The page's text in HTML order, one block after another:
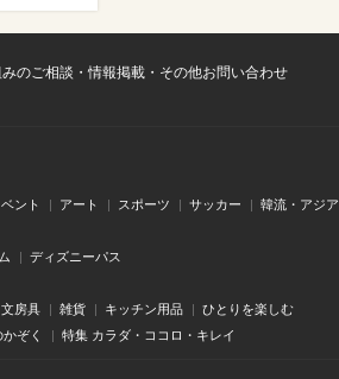
のご相談・情報掲載・その他お問い合わせ
ント アート スポーツ サッカー 韓流・アジア
ディズニーパス
文房具 雑貨 キッチン用品 ひとりを楽しむ
ぞく 特集 カラダ・ココロ・キレイ